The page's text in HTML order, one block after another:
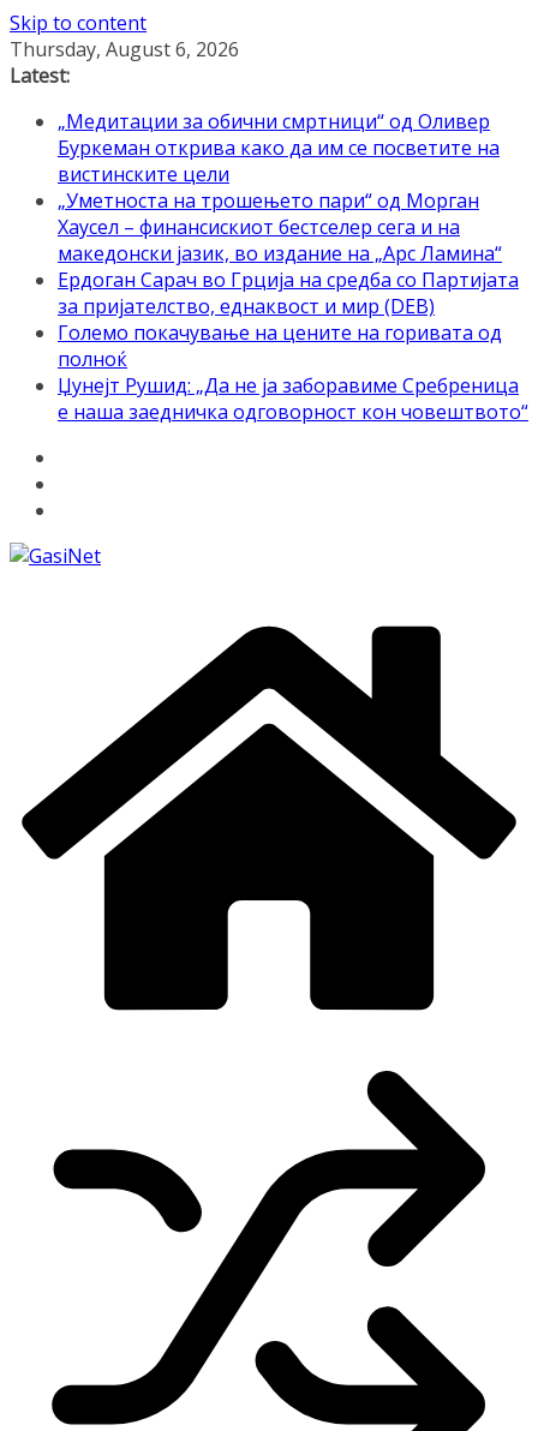
Skip to content
Thursday, August 6, 2026
Latest:
„Медитации за обични смртници“ од Оливер
Буркеман открива како да им се посветите на
вистинските цели
„Уметноста на трошењето пари“ од Морган
Хаусел – финансискиот бестселер сега и на
македонски јазик, во издание на „Арс Ламина“
Ердоган Сарач во Грција на средба со Партијата
за пријателство, еднаквост и мир (DEB)
Големо покачување на цените на горивата од
полноќ
Џунејт Рушид: „Да не ја заборавиме Сребреница
е наша заедничка одговорност кон човештвото“